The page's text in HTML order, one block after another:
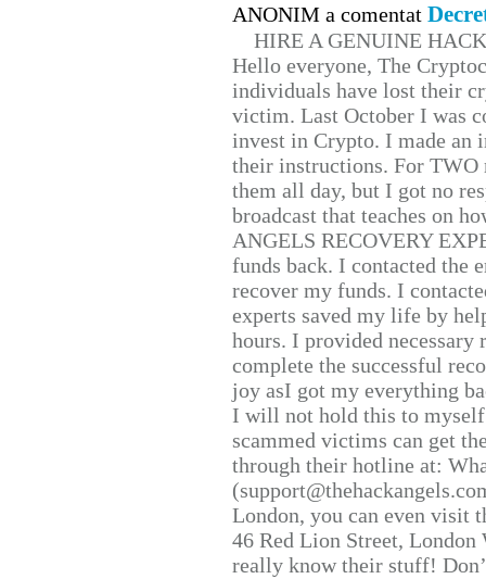
ANONIM a comentat
HIRE A GENUINE
Hello everyone, The
individuals have lost their
victim. Last October I was
invest in Crypto. I made
their instructions. For TWO
them all day, but I got no
broadcast that teaches on
ANGELS RECOVERY
funds back. I contacted the
recover my funds. I
experts saved my life by
hours. I provided
complete the successful
joy asI got my everything
I will not hold this to
scammed victims can get
through their hotline at:
London, you can even visit
46 Red Lion Street, London
really know their stuff!